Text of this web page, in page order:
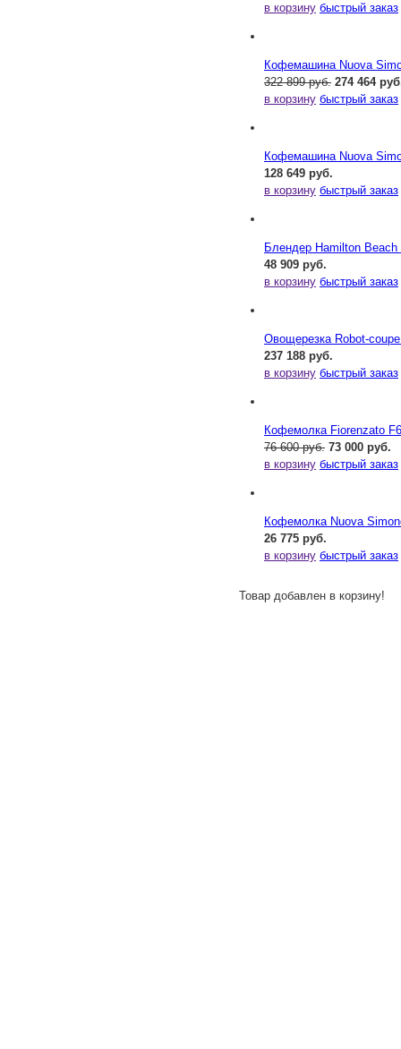
в корзину быстрый заказ
Кофемашина Nuova
322 899 руб. 274 464
в корзину быстрый заказ
Кофемашина Nuova
128 649 руб.
в корзину быстрый заказ
Блендер Hamilton Beach
48 909 руб.
в корзину быстрый заказ
Овощерезка Robot-
237 188 руб.
в корзину быстрый заказ
Кофемолка Fiorenzato
76 600 руб. 73 000 руб.
в корзину быстрый заказ
Кофемолка Nuova
26 775 руб.
в корзину быстрый заказ
Товар добавлен в корзину!